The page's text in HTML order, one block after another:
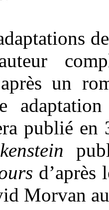
un
publié en
d’après
Morvan